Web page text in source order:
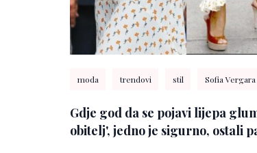
moda trendovi stil Sofia Vergara
Gdje god da se pojavi lijepa
obitelj', jedno je sigurno, ostali